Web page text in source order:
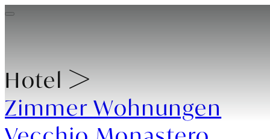
Hotel
Zimmer Wohnungen